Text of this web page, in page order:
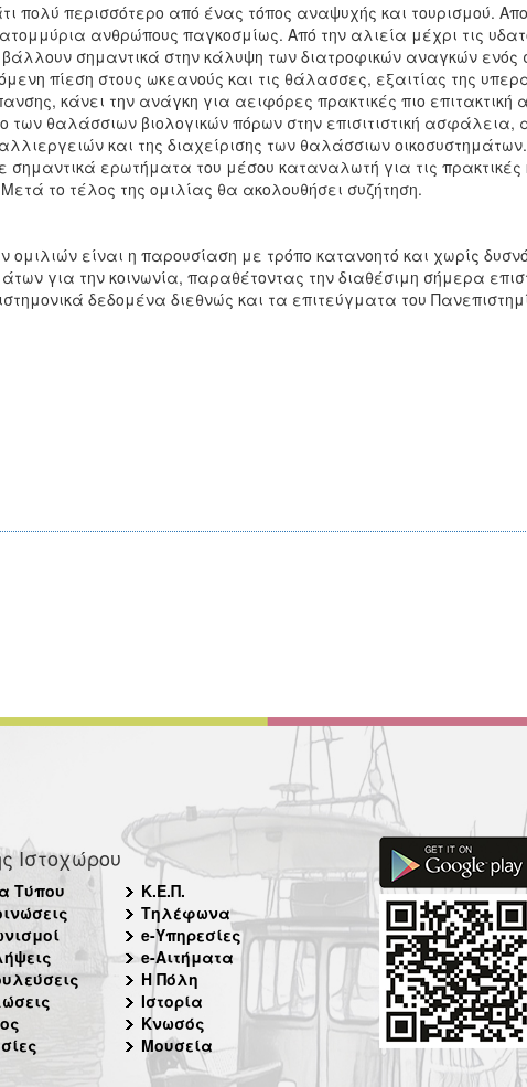
πολύ περισσότερο από ένας τόπος αναψυχής και τουρισμού.
ανθρώπους παγκοσμίως. Από την αλιεία μέχρι τις
σημαντικά στην κάλυψη των διατροφικών αναγκών
πίεση στους ωκεανούς και τις θάλασσες, εξαιτίας της
κάνει την ανάγκη για αειφόρες πρακτικές πιο επιτακτική
των θαλάσσιων βιολογικών πόρων στην επισιτιστική ασφάλεια,
και της διαχείρισης των θαλάσσιων
ερωτήματα του μέσου καταναλωτή για τις πρακτικές
το τέλος της ομιλίας θα ακολουθήσει συζήτηση.
ομιλιών είναι η παρουσίαση με τρόπο κατανοητό και χωρίς
για την κοινωνία, παραθέτοντας την διαθέσιμη σήμερα
δεδομένα διεθνώς και τα επιτεύγματα του
Ιστοχώρου
Τύπου
Κ.Ε.Π.
Τηλέφωνα
e-Υπηρεσίες
e-Αιτήματα
Η Πόλη
Ιστορία
Κνωσός
Μουσεία